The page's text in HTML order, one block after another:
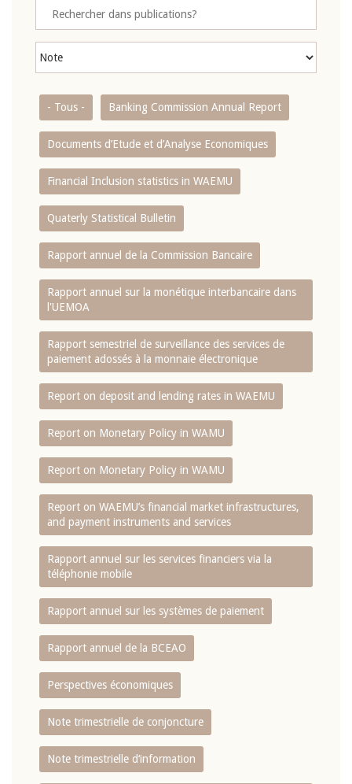
- Tous - Banking Commission Annual Report
Documents d’Etude et d’Analyse Economiques
Financial Inclusion statistics in WAEMU
Quaterly Statistical Bulletin
Rapport annuel de la Commission Bancaire
Rapport annuel sur la monétique interbancaire dans
l'UEMOA
Rapport semestriel de surveillance des services de
paiement adossés à la monnaie électronique
Report on deposit and lending rates in WAEMU
Report on Monetary Policy in WAMU
Report on Monetary Policy in WAMU
Report on WAEMU’s financial market infrastructures,
and payment instruments and services
Rapport annuel sur les services financiers via la
téléphonie mobile
Rapport annuel sur les systèmes de paiement
Rapport annuel de la BCEAO
Perspectives économiques
Note trimestrielle de conjoncture
Note trimestrielle d‘information